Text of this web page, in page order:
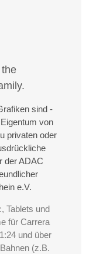
sind -
von
privaten oder
der ADAC
e.V.
Tablets und
für Carrera
und über
(z.B.